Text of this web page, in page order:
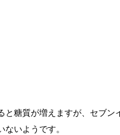
糖質が増えますが、セブン
いようです。